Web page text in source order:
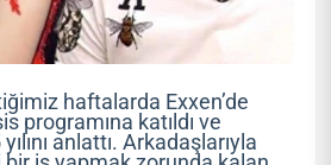
haftalarda Exxen’de
programına katıldı ve
anlattı. Arkadaşlarıyla